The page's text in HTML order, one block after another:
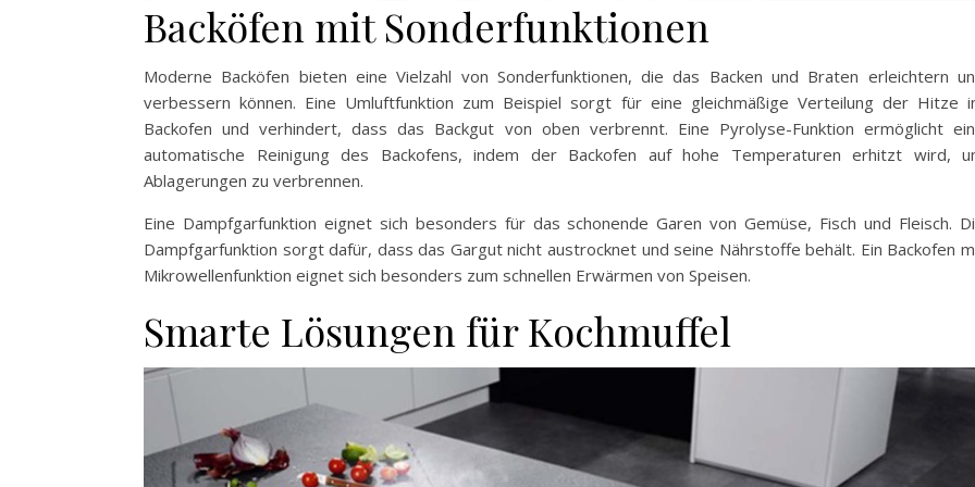
Backöfen mit Sonderfunktionen
Moderne Backöfen bieten eine Vielzahl von Sonderfunktionen, die das Backen und Braten erleichtern
verbessern können. Eine Umluftfunktion zum Beispiel sorgt für eine gleichmäßige Verteilung der Hitze
Backofen und verhindert, dass das Backgut von oben verbrennt. Eine Pyrolyse-Funktion ermöglicht
automatische Reinigung des Backofens, indem der Backofen auf hohe Temperaturen erhitzt wird,
Ablagerungen zu verbrennen.
Eine Dampfgarfunktion eignet sich besonders für das schonende Garen von Gemüse, Fisch und Fleisch.
Dampfgarfunktion sorgt dafür, dass das Gargut nicht austrocknet und seine Nährstoffe behält. Ein Backofen
Mikrowellenfunktion eignet sich besonders zum schnellen Erwärmen von Speisen.
Smarte Lösungen für Kochmuffel